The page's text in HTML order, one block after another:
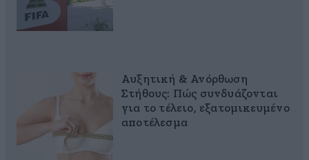
Αυξητική & Ανόρθωση
Στήθους: Πώς συνδυάζονται
για το τέλειο, εξατομικευμένο
αποτέλεσμα